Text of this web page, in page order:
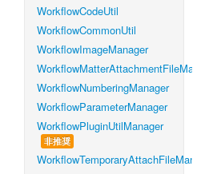
WorkflowCodeUtil
WorkflowCommonUtil
WorkflowImageManager
WorkflowMatterAttachmentFileManager
WorkflowNumberingManager
WorkflowParameterManager
WorkflowPluginUtilManager
非推奨
WorkflowTemporaryAttachFileManager